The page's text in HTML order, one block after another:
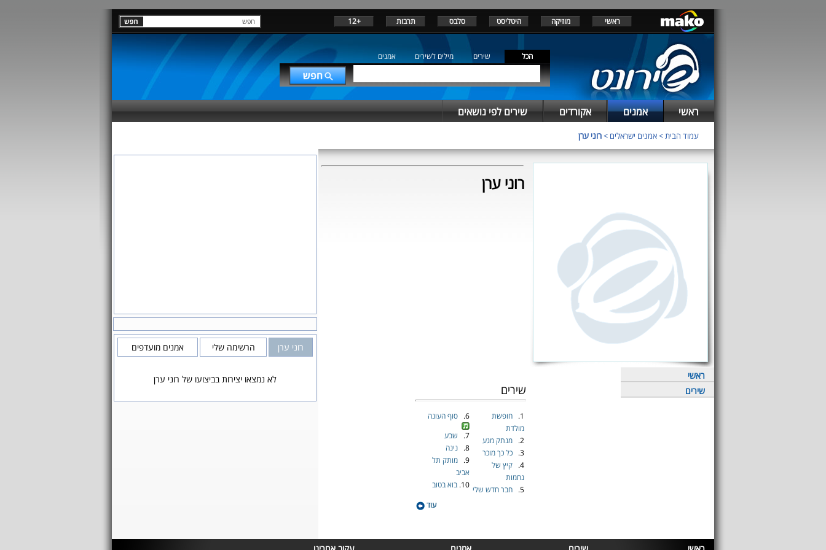
ראשי מוזיקה היטליסט סלבס תרבות +12
הכל שירים מילים לשירים אמנים
ראשי אמנים אקורדים שירים לפי נושאים
עמוד הבית>אמנים ישראלים >רוני ערן
רוני ערן
ראשי
שירים
שירים
1.
חופשת
מולדת
2.
מנתק מגע
3.
כל כך מוכר
4.
קיץ של
נחמות
5.
חבר חדש שלי
6.
סוף העונה
7.
שבע
8.
נינה
9.
מותק תל
אביב
10. בוא בטוב
עוד
רוני ערן הרשימה שלי אמנים מועדפים
לא נמצאו יצירות בביצועו של רוני ערן